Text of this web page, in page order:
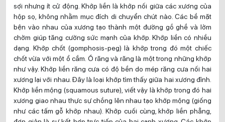
sợi nhưng ít cử động. Khớp liền là khớp nối giữa các xương của
hộp sọ, không nhằm mục đích di chuyển chút nào. Các bề mặt
bện vào nhau của xương tạo thành một đường gồ ghề và lởm
chởm giúp tăng cường sức mạnh của khớp. Khớp liền có nhiều
dạng. Khớp chốt (gomphosis-peg) là khớp trong đó một chiếc
chốt vừa với một ổ cắm. Ổ răng và răng là một trong những khớp
như vậy. Khớp liền răng cưa có độ bền do mép răng cưa nối hai
xương lại với nhau. Đây là loại khớp tìm thấy giữa hai xương đỉnh.
Khớp liền mộng (squamous suture), viết vậy là khớp trong đó hai
xương giao nhau thực sự chồng lên nhau tạo khớp mộng (giống
như các tấm gỗ khớp nhau). Khớp cuối cùng, khớp liền phẳng,